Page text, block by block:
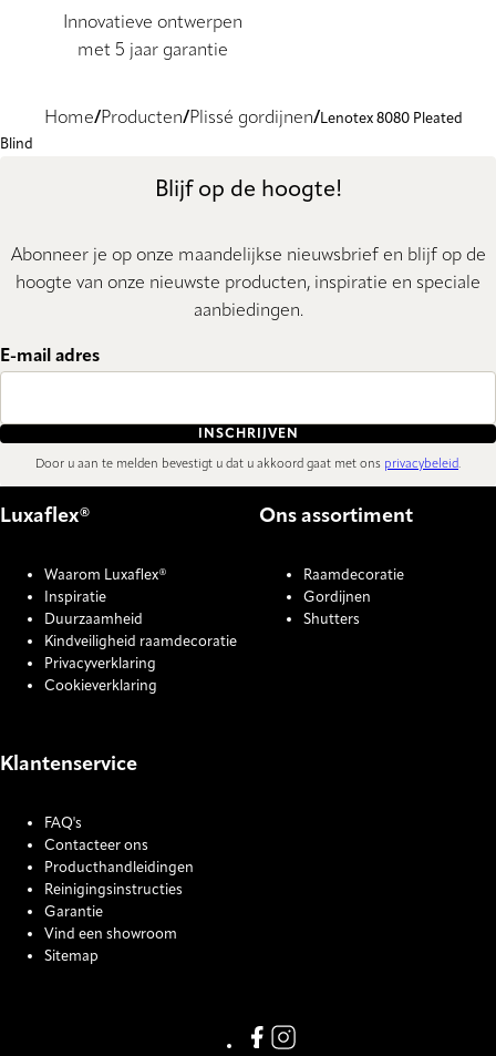
Innovatieve ontwerpen
met 5 jaar garantie
Home Producten Plissé gordijnen
Lenotex 8080 Pleated
Blind
Blijf op de hoogte!
Abonneer je op onze maandelijkse nieuwsbrief en blijf op de
hoogte van onze nieuwste producten, inspiratie en speciale
aanbiedingen.
E-mail adres
INSCHRIJVEN
Door u aan te melden bevestigt u dat u akkoord gaat met ons privacybeleid.
Luxaflex®
Waarom Luxaflex®
Inspiratie
Duurzaamheid
Kindveiligheid raamdecoratie
Privacyverklaring
Cookieverklaring
Ons assortiment
Raamdecoratie
Gordijnen
Shutters
Klantenservice
FAQ's
Contacteer ons
Producthandleidingen
Reinigingsinstructies
Garantie
Vind een showroom
Sitemap
Link missing Display text from
Link missing Display text